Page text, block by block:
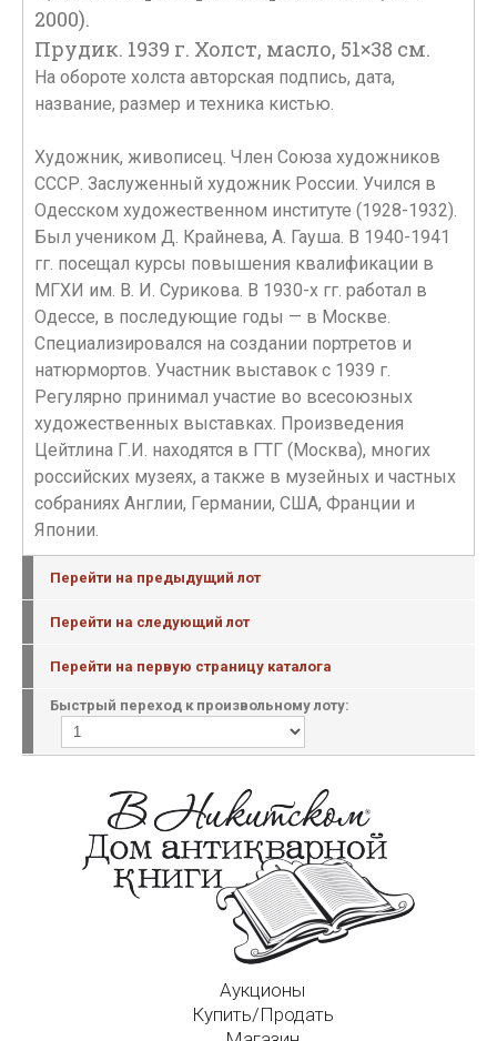
2000).
Прудик. 1939 г. Холст, масло, 51×38 см.
На обороте холста авторская подпись, дата,
название, размер и техника кистью.
Художник, живописец. Член Союза художников
СССР. Заслуженный художник России. Учился в
Одесском художественном институте (1928-1932).
Был учеником Д. Крайнева, А. Гауша. В 1940-1941
гг. посещал курсы повышения квалификации в
МГХИ им. В. И. Сурикова. В 1930-х гг. работал в
Одессе, в последующие годы — в Москве.
Специализировался на создании портретов и
натюрмортов. Участник выставок с 1939 г.
Регулярно принимал участие во всесоюзных
художественных выставках. Произведения
Цейтлина Г.И. находятся в ГТГ (Москва), многих
российских музеях, а также в музейных и частных
собраниях Англии, Германии, США, Франции и
Японии.
Перейти на предыдущий лот
Перейти на следующий лот
Перейти на первую страницу каталога
Быстрый переход к произвольному лоту:
Аукционы
Купить/Продать